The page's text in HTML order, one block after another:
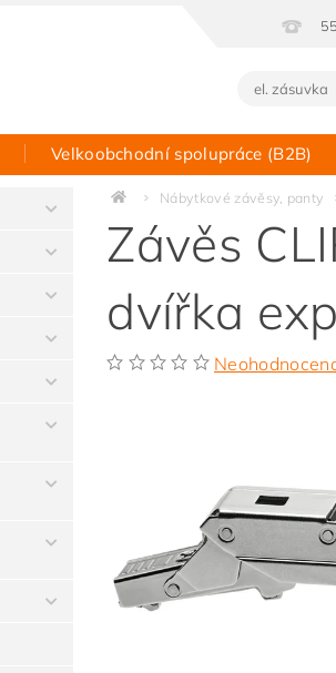
Velkoobchodní spolupráce (B2B)
Hodnocení obchodu Kontakt
Nábytkové závěsy, panty
Závěs
dvířka